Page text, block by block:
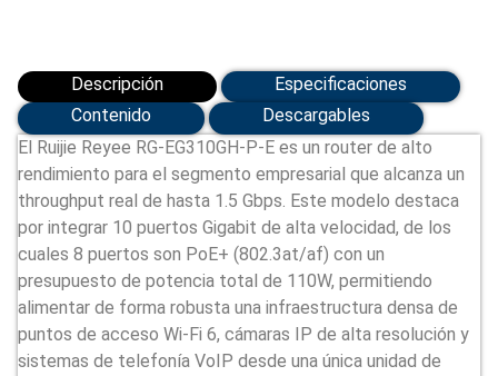
(RG-
EG310GH-
P-
cantidad
Descripción
Especificaciones
Contenido
Descargables
El Ruijie Reyee RG-EG310GH-P-E es un router de alto
rendimiento para el segmento empresarial que alcanza un
throughput real de hasta 1.5 Gbps. Este modelo destaca
por integrar 10 puertos Gigabit de alta velocidad, de los
cuales 8 puertos son PoE+ (802.3at/af) con un
presupuesto de potencia total de 110W, permitiendo
alimentar de forma robusta una infraestructura densa de
puntos de acceso Wi-Fi 6, cámaras IP de alta resolución y
sistemas de telefonía VoIP desde una única unidad de